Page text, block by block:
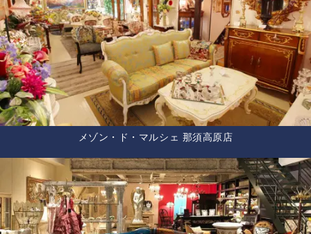
メゾン・ド・マルシェ 那須高原店